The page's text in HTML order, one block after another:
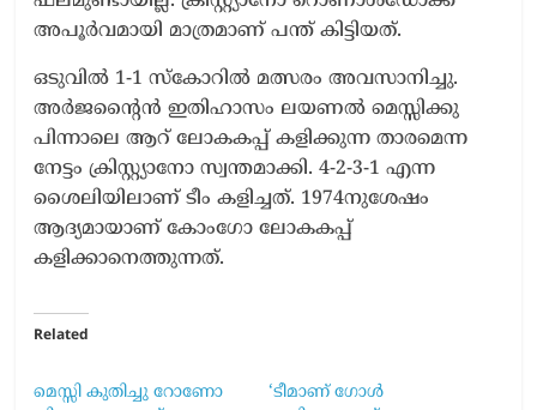
അപൂർവമായി മാത്രമാണ് പന്ത് കിട്ടിയത്.
ഒടുവിൽ 1-1 സ്കോറിൽ മത്സരം അവസാനിച്ചു.
അർജന്‍റൈൻ ഇതിഹാസം ലയണൽ മെസ്സിക്കു
പിന്നാലെ ആറ് ലോകകപ്പ് കളിക്കുന്ന താരമെന്ന
നേട്ടം ക്രിസ്റ്റ്യാനോ സ്വന്തമാക്കി. 4-2-3-1 എന്ന
ശൈലിയിലാണ് ടീം കളിച്ചത്. 1974നുശേഷം
ആദ്യമായാണ് കോംഗോ ലോകകപ്പ്
കളിക്കാനെത്തുന്നത്.
Related
മെസ്സി കുതിച്ചു റോണോ
‘ടീമാണ് ഗോൾ